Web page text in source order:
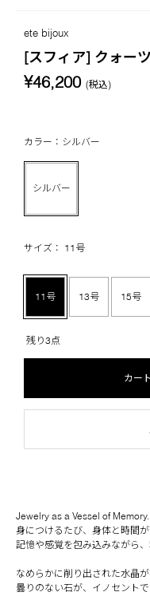
ete bijoux
[スフィア] クォー
¥46,200 (税込)
カラー：シルバー
シルバー
サイズ： 11号
11号 13号 15号
残り3点
カー
Jewelry as a Vessel of
身につけるたび、身体と時間が
記憶や感覚を包み込みながら、
なめらかに削り出された水晶
曇りのない石が、イノセント